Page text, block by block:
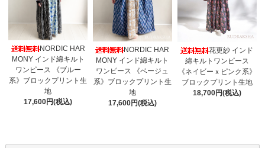
NORDIC HAR
MONY インド綿キルト
ワンピース 《ブルー
系》ブロックプリント生
地
17,600円(税込)
NORDIC HAR
MONY インド綿キルト
ワンピース 《ベージュ
系》ブロックプリント生
地
17,600円(税込)
花更紗 インド
綿キルトワンピース
《ネイビーｘピンク系》
ブロックプリント生地
18,700円(税込)